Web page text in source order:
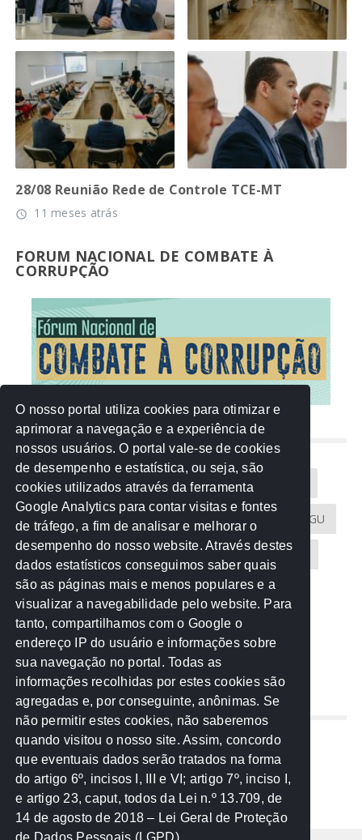
28/08 Reunião Rede de Controle TCE-MT
access_time 11 meses atrás
FORUM NACIONAL DE COMBATE À
CORRUPÇÃO
NUVEM DE TAGS
Acontece na Rede AGU AMM
Atricon Audicom CAU-MT CGU
CREA-MT Eventos MPC-MT MPE-MT
MPF Notícias PF PGE-MT PGR
Receita Federal Sem categoria
TCE-MT TCU TRE
REDE NOS ESTADOS
Mato Grosso do Sul
Paraná
Nacional
O nosso portal utiliza cookies para otimizar e
aprimorar a navegação e a experiência de
nossos usuários. O portal vale-se de cookies
de desempenho e estatística, ou seja, são
cookies utilizados através da ferramenta
Google Analytics para contar visitas e fontes
de tráfego, a fim de analisar e melhorar o
desempenho do nosso website. Através destes
dados estatísticos conseguimos saber quais
são as páginas mais e menos populares e a
visualizar a navegabilidade pelo website. Para
tanto, compartilhamos com o Google o
endereço IP do usuário e informações sobre
sua navegação no portal. Todas as
informações recolhidas por estes cookies são
agregadas e, por conseguinte, anônimas. Se
não permitir estes cookies, não saberemos
quando visitou o nosso site. Assim, concordo
que eventuais dados serão tratados na forma
do artigo 6º, incisos I, III e VI; artigo 7º, inciso I,
e artigo 23, caput, todos da Lei n.º 13.709, de
14 de agosto de 2018 – Lei Geral de Proteção